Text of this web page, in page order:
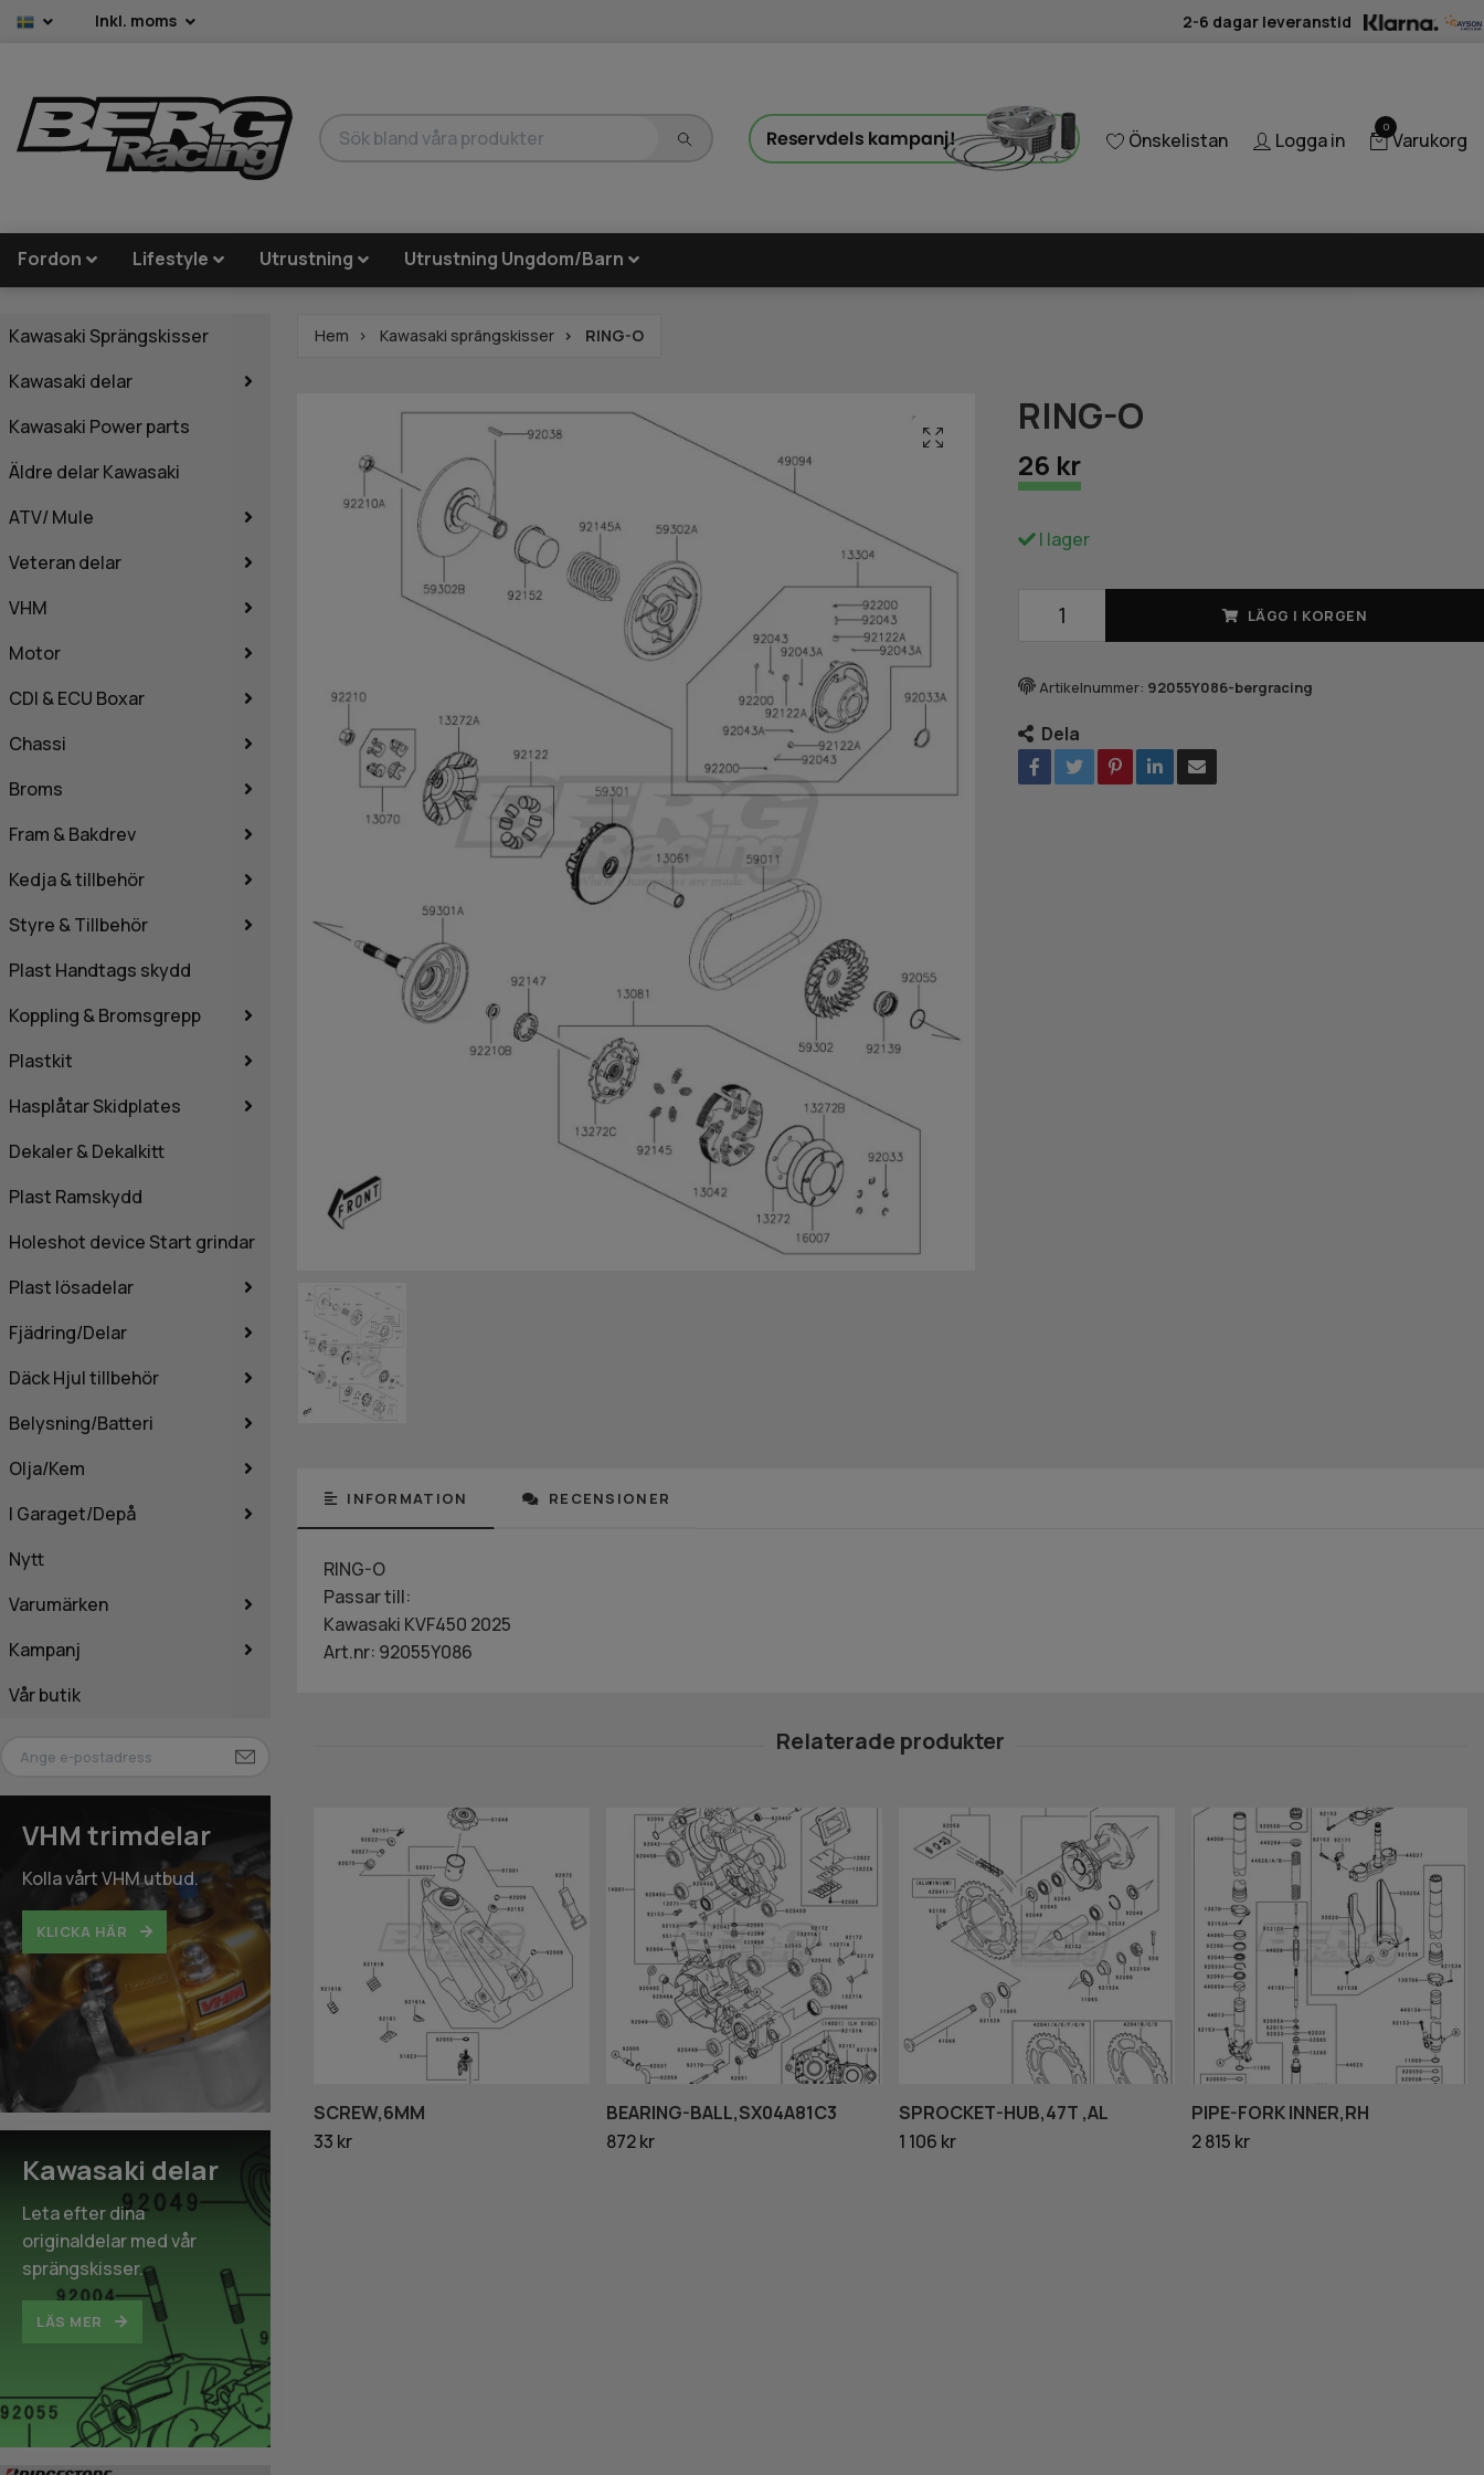
Inkl. moms 2-6 dagar leveranstid
Önskelistan Logga in
0
Varukorg
Fordon Lifestyle Utrustning Utrustning Ungdom/Barn
Kawasaki Sprängskisser
Kawasaki delar
Kawasaki Power parts
Äldre delar Kawasaki
ATV/ Mule
Veteran delar
VHM
Motor
CDI & ECU Boxar
Chassi
Broms
Fram & Bakdrev
Kedja & tillbehör
Styre & Tillbehör
Plast Handtags skydd
Koppling & Bromsgrepp
Plastkit
Hasplåtar Skidplates
Dekaler & Dekalkitt
Plast Ramskydd
Holeshot device Start grindar
Plast lösadelar
Fjädring/Delar
Däck Hjul tillbehör
Belysning/Batteri
Olja/Kem
I Garaget/Depå
Nytt
Varumärken
Kampanj
Vår butik
VHM trimdelar
Kolla vårt VHM utbud.
KLICKA HÄR
Kawasaki delar
Leta efter dina
originaldelar med vår
sprängskisser.
LÄS MER
Hem Kawasaki sprängskisser RING-O
RING-O
26 kr
I lager
LÄGG I KORGEN
Artikelnummer: 92055Y086-bergracing
Dela
INFORMATION RECENSIONER
RING-O
Passar till:
Kawasaki KVF450 2025
Art.nr: 92055Y086
SCREW,6MM
33 kr
BEARING-BALL,SX04A81C3
872 kr
SPROCKET-HUB,47T ,AL
1 106 kr
PIPE-FORK INNER,RH
2 815 kr